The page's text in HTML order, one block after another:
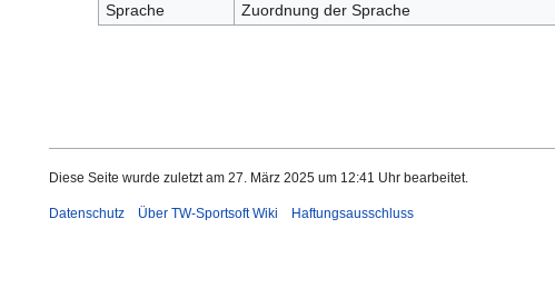
Sprache
Zuordnung der Sprache
Diese Seite wurde zuletzt am 27. März 2025 um 12:41 Uhr bearbeitet.
Datenschutz Über TW-Sportsoft Wiki Haftungsausschluss